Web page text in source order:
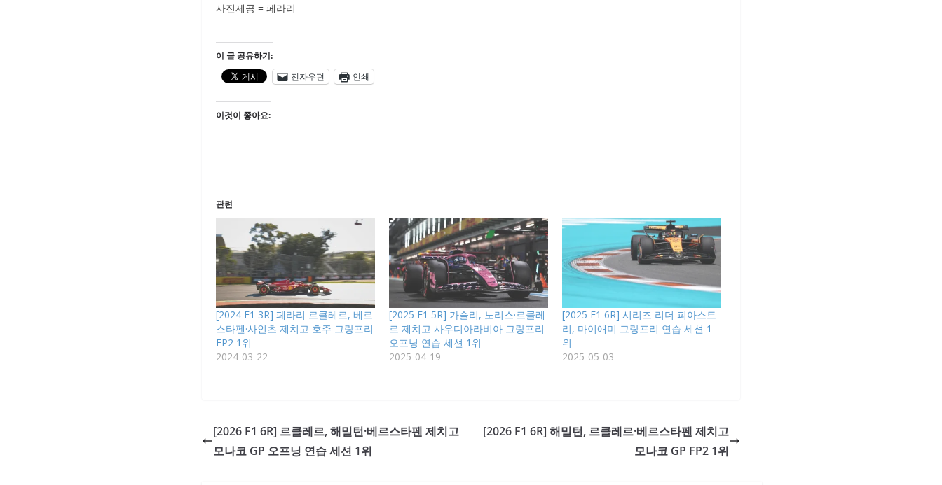
사진제공 = 페라리
이 글 공유하기:
전자우편
인쇄
이것이 좋아요:
관련
[2024 F1 3R] 페라리 르클레르, 베르
스타펜·사인츠 제치고 호주 그랑프리
FP2 1위
2024-03-22
[2025 F1 5R] 가슬리, 노리스·르클레
르 제치고 사우디아라비아 그랑프리
오프닝 연습 세션 1위
2025-04-19
[2025 F1 6R] 시리즈 리더 피아스트
리, 마이애미 그랑프리 연습 세션 1
위
2025-05-03
[2026 F1 6R] 르클레르, 해밀턴·베르스타펜 제치고
모나코 GP 오프닝 연습 세션 1위
[2026 F1 6R] 해밀턴, 르클레르·베르스타펜 제치고
모나코 GP FP2 1위